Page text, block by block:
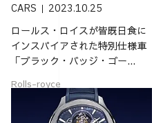
CARS 2023.10.25
ロールス・ロイスが皆既日食に
インスパイアされた特別仕様車
「ブラック・バッジ・ゴー...
Rolls-royce